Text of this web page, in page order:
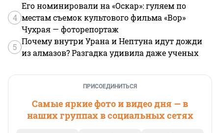
4
Его номинировали на «Оскар»: гуляем по
местам съемок культового фильма «Вор»
Чухрая — фоторепортаж
5
Почему внутри Урана и Нептуна идут дожди
из алмазов? Разгадка удивила даже ученых
ПРИСОЕДИНИТЬСЯ
Самые яркие фото и видео дня — в
наших группах в социальных сетях